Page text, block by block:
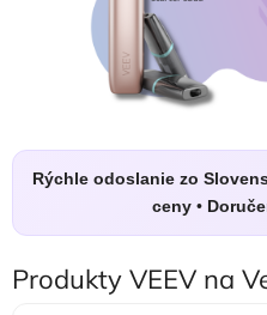
Rýchle odoslanie zo
ceny•
Produkty VEEV na